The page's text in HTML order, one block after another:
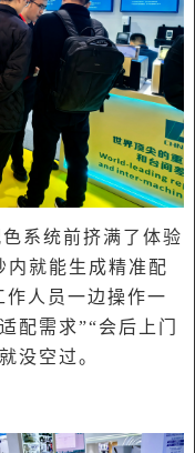
系统前挤满了体验
内就能生成精准配
作人员一边操作一
配需求”“会后上门
没空过。